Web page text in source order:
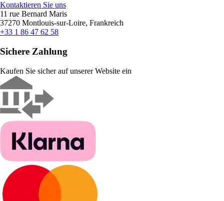
Kontaktieren Sie uns
11 rue Bernard Maris
37270 Montlouis-sur-Loire, Frankreich
+33 1 86 47 62 58
Sichere Zahlung
Kaufen Sie sicher auf unserer Website ein